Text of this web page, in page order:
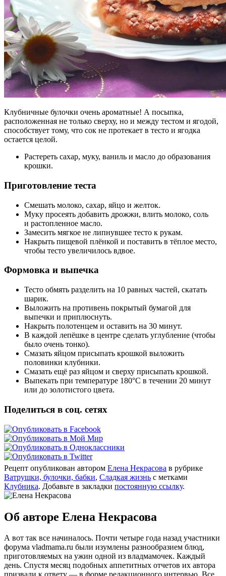
Клубничные булочки очень ароматные! А посыпка,
расположенная не только сверху, но и между тестом и ягодой,
способствует тому, что сок не протекает в тесто и ягодка
остается целой.
Растереть сахар, муку, ваниль и масло до образования
крошки.
Приготовление теста
Смешать молоко, сахар, яйцо и желток.
Муку просеять добавить дрожжи, влить молоко, соль
и растопленное масло.
Замесить мягкое не липнувшее тесто к рукам.
Накрыть пищевой плёнкой и поставить в тёплое место,
чтобы тесто увеличилось вдвое.
Формовка и выпечка
Тесто обмять разделить на 10 равных частей, скатать
шарик.
Выложить на противень покрытый бумагой для
выпечки и приплюснуть.
Накрыть полотенцем и оставить на 30 минут.
В каждой лепёшке в центре сделать углубление (чтобы
было очень тонко).
Смазать яйцом присыпать крошкой выложить
половинки клубники.
Смазать ещё раз яйцом и сверху присыпать крошкой.
Выпекать при температуре 180°C в течении 20 минут
или до золотистого цвета.
Поделиться в соц. сетях
Рецепт опубликован автором Елена Некрасова в рубрике
Ватрушки, булочки, бабки, Сладкая жизнь с метками
Клубника. Добавьте в закладки постоянную ссылку.
Об авторе Елена Некрасова
А вот так все начиналось. Почти четыре года назад участники
форума vladmama.ru были изумлены разнообразием блюд,
приготовляемых на ужин одной из владмамочек. Каждый
день. Спустя месяц подобных аппетитных отчетов их автора